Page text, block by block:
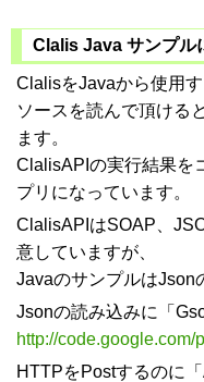
Clalis Java サンプル
ClalisをJavaから使用
ソースを読んで頂ける
ます。
ClalisAPIの実行結果を
プリになっています。
ClalisAPIはSOAP、
意していますが、
JavaのサンプルはJson
Jsonの読み込みに「
http://code.google.com/
HTTPをPostするのに